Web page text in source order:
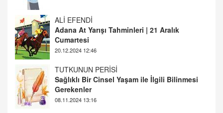
TUTKUNUN PERİSİ
Sağlıklı Bir Cinsel Yaşam ile İlgili Bilinmesi
Gerekenler
08.11.2024 13:16
FARUK ÖNALAN
Tezkere Onaylanmasaydı…
2 Kasım 2021 Salı 00:11